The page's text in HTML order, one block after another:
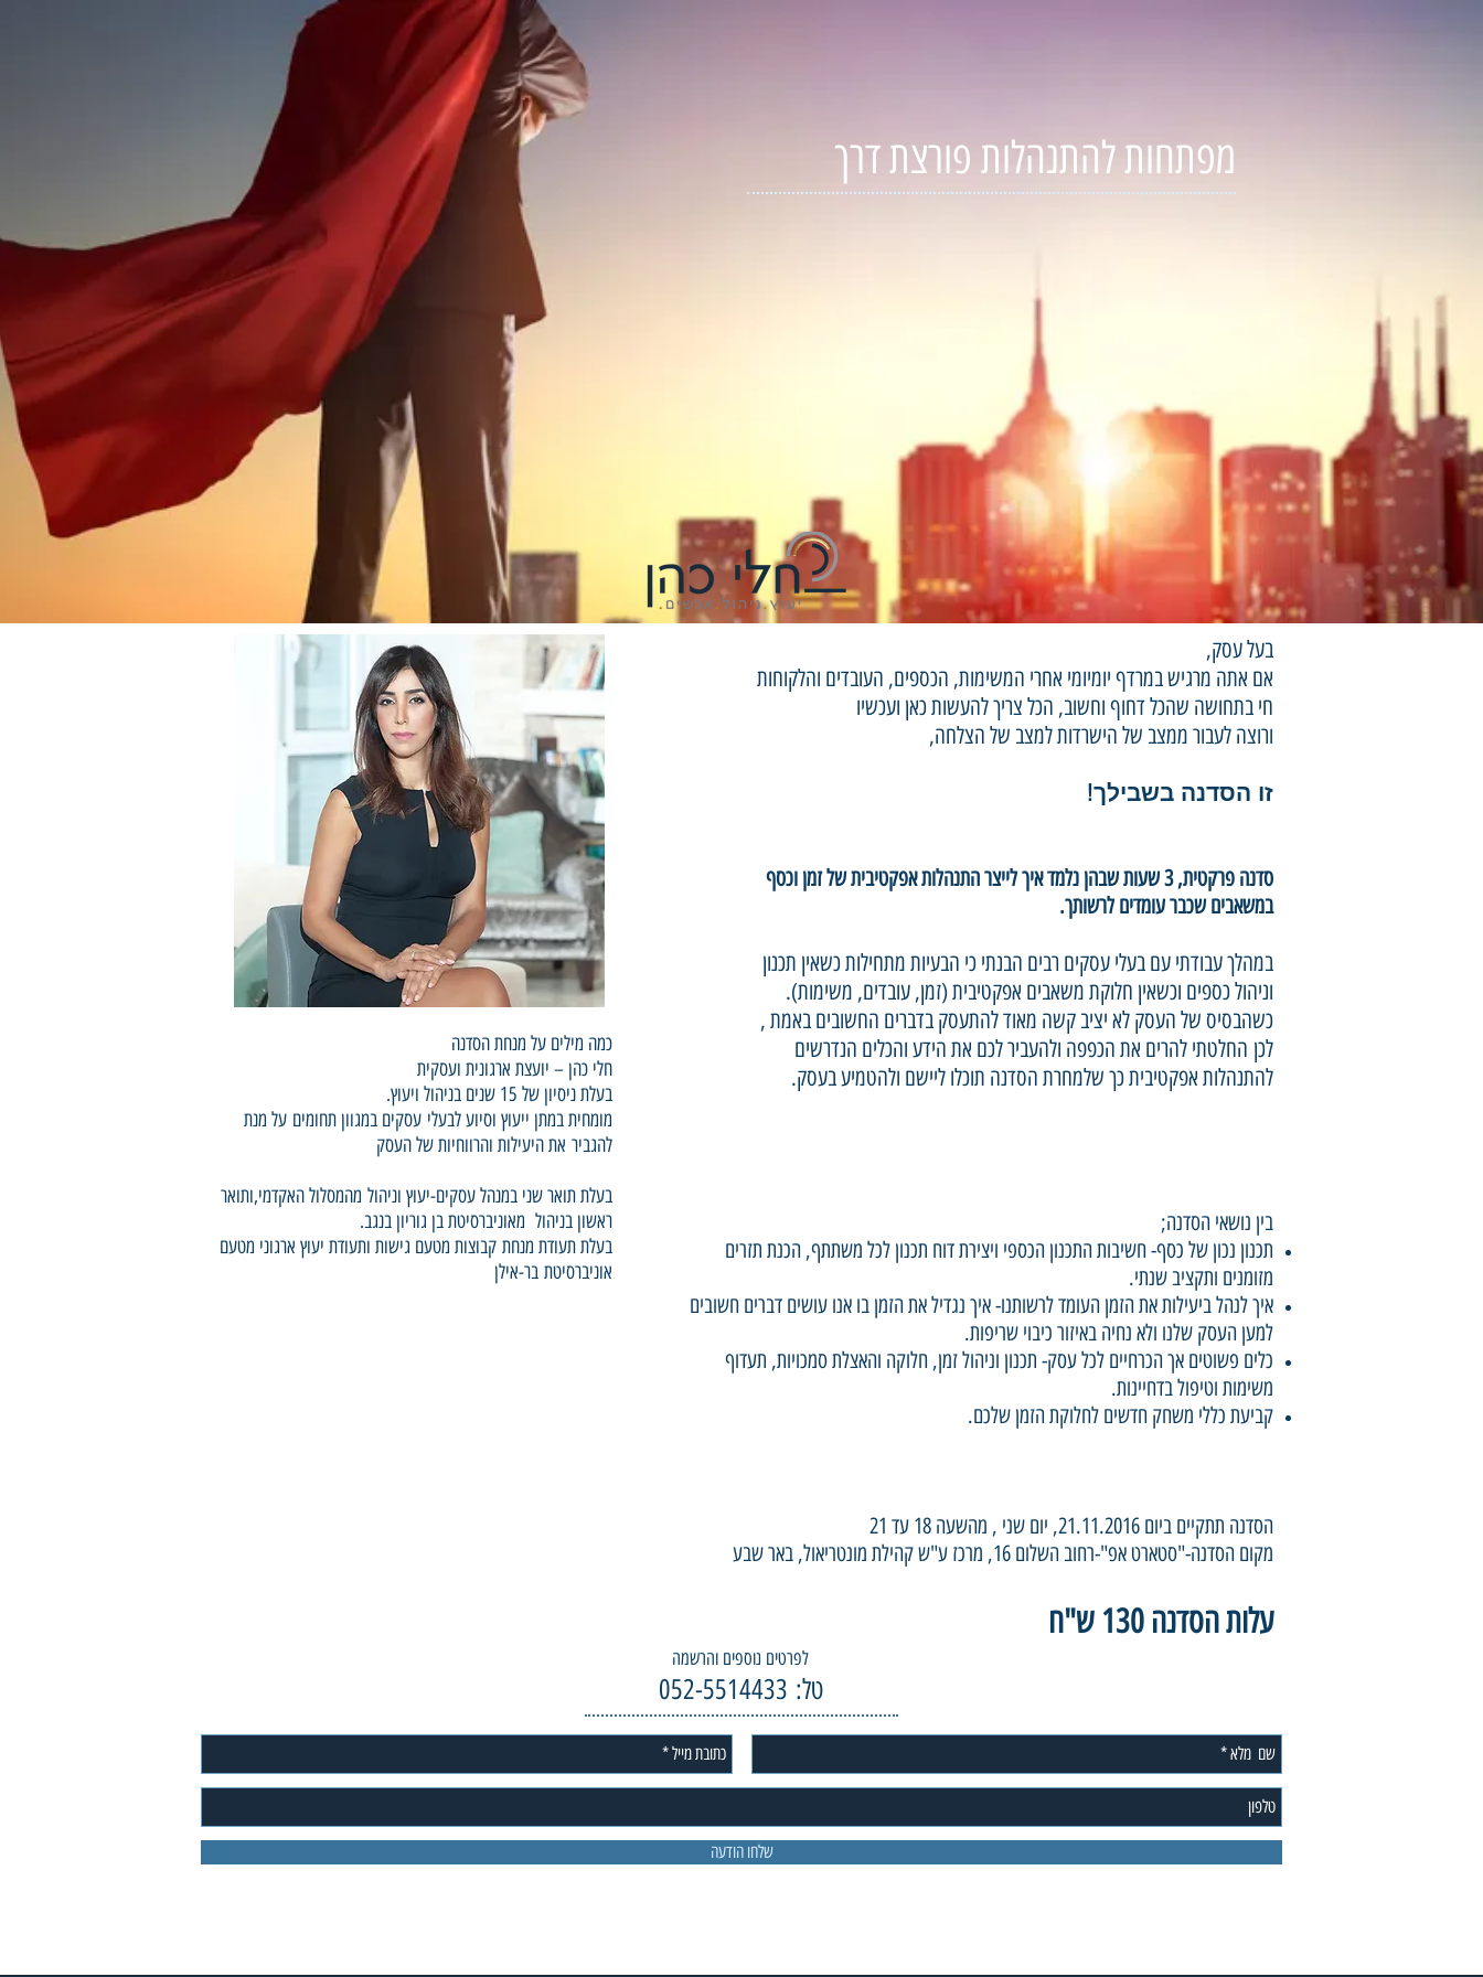
מפתחות להתנהלות פורצת דרך
כמה מילים על מנחת הסדנה
חלי כהן – יועצת ארגונית ועסקית
.
בעלת ניסיון של 15 שנים בניהול ויעוץ
מומחית במתן ייעוץ וסיוע לבעלי עסקים במגוון תחומים על מנת
להגביר את היעילות והרווחיות של העסק
בעלת תואר שני במנהל עסקים-יעוץ וניהול מהמסלול האקדמי,ותואר
.ראשון בניהול מאוניברסיטת בן גוריון בנגב
בעלת תעודת מנחת קבוצות מטעם גישות ותעודת יעוץ ארגוני מטעם
אוניברסיטת בר-אילן
בעל עסק,
אם אתה מרגיש במרדף יומיומי אחרי המשימות, הכספים, העובדים והלקוחות
חי בתחושה שהכל דחוף וחשוב, הכל צריך להעשות כאן ועכשיו
ורוצה לעבור ממצב של הישרדות למצב של הצלחה,
זו הסדנה בשבילך!
סדנה פרקטית, 3 שעות שבהן נלמד איך לייצר התנהלות אפקטיבית של זמן וכסף
במשאבים שכבר עומדים לרשותך.
במהלך עבודתי עם בעלי עסקים רבים הבנתי כי הבעיות מתחילות כשאין תכנון
וניהול כספים וכשאין חלוקת משאבים אפקטיבית (זמן, עובדים, משימות).
כשהבסיס של העסק לא יציב קשה מאוד להתעסק בדברים החשובים באמת ,
לכן החלטתי להרים את הכפפה ולהעביר לכם את הידע והכלים הנדרשים
להתנהלות אפקטיבית כך שלמחרת הסדנה תוכלו ליישם ולהטמיע בעסק.
בין נושאי הסדנה;
תכנון נכון של כסף- חשיבות התכנון הכספי ויצירת דוח תכנון לכל משתתף, הכנת תזרים
מזומנים ותקציב שנתי.
איך לנהל ביעילות את הזמן העומד לרשותנו- איך נגדיל את הזמן בו אנו עושים דברים חשובים
למען העסק שלנו ולא נחיה באיזור כיבוי שריפות.
כלים פשוטים אך הכרחיים לכל עסק- תכנון וניהול זמן, חלוקה והאצלת סמכויות, תעדוף
משימות וטיפול בדחיינות.
קביעת כללי משחק חדשים לחלוקת הזמן שלכם.
הסדנה תתקיים ביום 21.11.2016, יום שני , מהשעה 18 עד 21
מקום הסדנה-"סטארט אפ"-רחוב השלום 16, מרכז ע"ש קהילת מונטריאול, באר שבע
עלות הסדנה 130 ש"ח
לפרטים נוספים והרשמה
טל: 052-5514433
שלחו הודעה